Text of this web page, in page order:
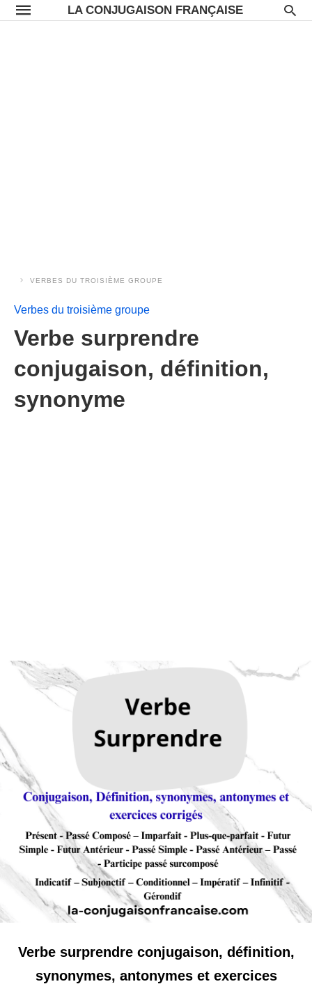
LA CONJUGAISON FRANÇAISE
VERBES DU TROISIÈME GROUPE
Verbes du troisième groupe
Verbe surprendre
conjugaison, définition,
synonyme
Verbe surprendre conjugaison, définition,
synonymes, antonymes et exercices